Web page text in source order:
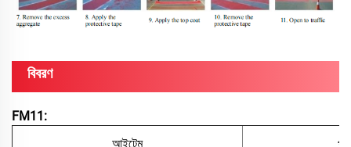
বিবরণ
FM11:
আইটেম